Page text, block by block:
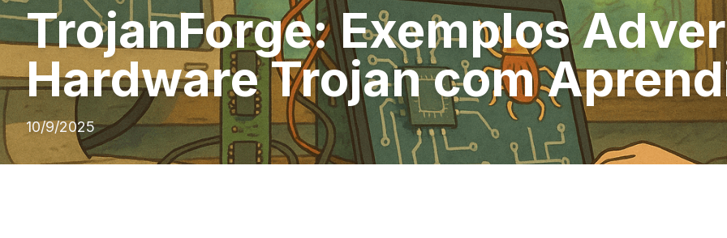
TrojanForge: Exemplos
Hardware Trojan com
10/9/2025